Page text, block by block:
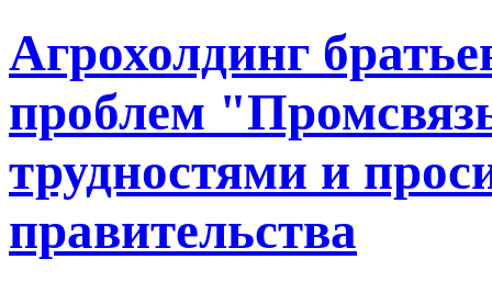
Агрохолдинг
проблем
трудностями и
правительства